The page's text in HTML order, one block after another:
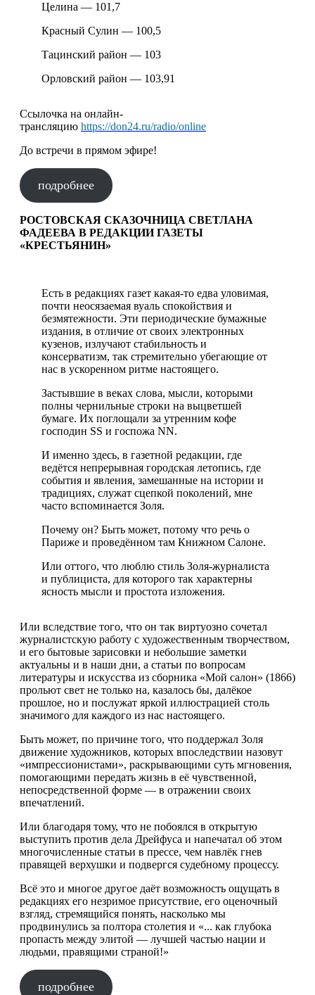
Целина — 101,7
Красный Сулин — 100,5
Тацинский район — 103
Орловский район — 103,91
Ссылочка на онлайн-
трансляцию https://don24.ru/radio/online
До встречи в прямом эфире!
подробнее
РОСТОВСКАЯ СКАЗОЧНИЦА СВЕТЛАНА
ФАДЕЕВА В РЕДАКЦИИ ГАЗЕТЫ
«КРЕСТЬЯНИН»
Есть в редакциях газет какая-то едва уловимая,
почти неосязаемая вуаль спокойствия и
безмятежности. Эти периодические бумажные
издания, в отличие от своих электронных
кузенов, излучают стабильность и
консерватизм, так стремительно убегающие от
нас в ускоренном ритме настоящего.
Застывшие в веках слова, мысли, которыми
полны чернильные строки на выцветшей
бумаге. Их поглощали за утренним кофе
господин SS и госпожа NN.
И именно здесь, в газетной редакции, где
ведётся непрерывная городская летопись, где
события и явления, замешанные на истории и
традициях, служат сцепкой поколений, мне
часто вспоминается Золя.
Почему он? Быть может, потому что речь о
Париже и проведённом там Книжном Салоне.
Или оттого, что люблю стиль Золя-журналиста
и публициста, для которого так характерны
ясность мысли и простота изложения.
Или вследствие того, что он так виртуозно сочетал
журналистскую работу с художественным творчеством,
и его бытовые зарисовки и небольшие заметки
актуальны и в наши дни, а статьи по вопросам
литературы и искусства из сборника «Мой салон» (1866)
прольют свет не только на, казалось бы, далёкое
прошлое, но и послужат яркой иллюстрацией столь
значимого для каждого из нас настоящего.
Быть может, по причине того, что поддержал Золя
движение художников, которых впоследствии назовут
«импрессионистами», раскрывающими суть мгновения,
помогающими передать жизнь в её чувственной,
непосредственной форме — в отражении своих
впечатлений.
Или благодаря тому, что не побоялся в открытую
выступить против дела Дрейфуса и напечатал об этом
многочисленные статьи в прессе, чем навлёк гнев
правящей верхушки и подвергся судебному процессу.
Всё это и многое другое даёт возможность ощущать в
редакциях его незримое присутствие, его оценочный
взгляд, стремящийся понять, насколько мы
продвинулись за полтора столетия и «... как глубока
пропасть между элитой — лучшей частью нации и
людьми, правящими страной!»
подробнее